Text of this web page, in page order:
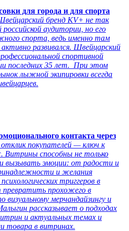
для города и для спорта
бренд KV+ не так
аудитории, но его
спорта, ведь именно там
развивался. Швейцарский
спортивной
последних 35 лет. При этом
лыжной экипировки всегда
контакта через
покупателей — ключ к
Витрины способны не только
вызывать эмоции: от радости и
и желания
триггеров в
превратить прохожего в
визуальному мерчандайзингу и
рассказывает о подходах
и актуальных темах и
товара в витринах.